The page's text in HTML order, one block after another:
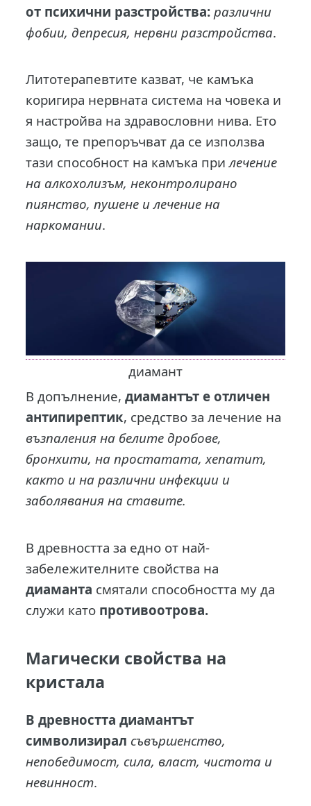
от психични разстройства: различни
фобии, депресия, нервни разстройства.
Литотерапевтите казват, че камъка
коригира нервната система на човека и
я настройва на здравословни нива. Ето
защо, те препоръчват да се използва
тази способност на камъка при лечение
на алкохолизъм, неконтролирано
пиянство, пушене и лечение на
наркомании.
диамант
В допълнение,диамантът е отличен
антипирептик, средство за лечение на
възпаления на белите дробове,
бронхити, на простатата, хепатит,
както и на различни инфекции и
заболявания на ставите.
В древността за едно от най-
забележителните свойства на
диаманта смятали способността му да
служи като противоотрова.
Магически свойства на
кристала
В древността диамантът
символизирал съвършенство,
непобедимост, сила, власт, чистота и
невинност.